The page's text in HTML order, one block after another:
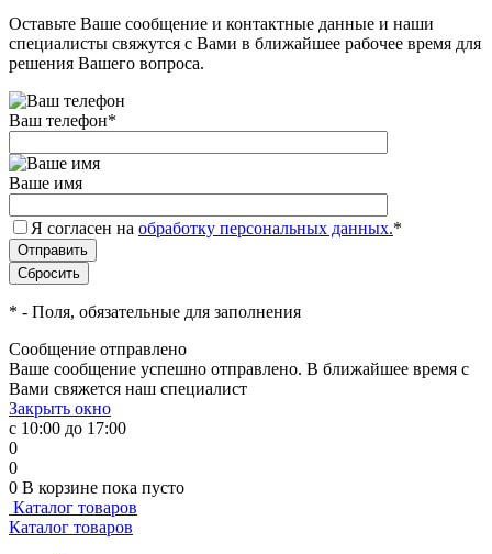
Оставьте Ваше сообщение и контактные данные и наши
специалисты свяжутся с Вами в ближайшее рабочее время для
решения Вашего вопроса.
Ваш телефон*
Ваше имя
Я согласен на обработку персональных данных.*
* - Поля, обязательные для заполнения
Сообщение отправлено
Ваше сообщение успешно отправлено. В ближайшее время с
Вами свяжется наш специалист
Закрыть окно
с 10:00 до 17:00
0
0
0 В корзине пока пусто
Каталог товаров
Каталог товаров